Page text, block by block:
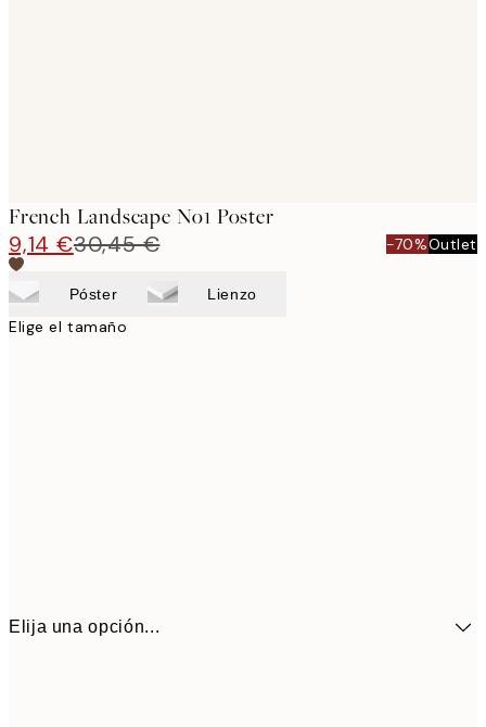
French Landscape No1 Poster
9,14 €30,45 € -70%Outlet
Póster Lienzo
Elige el tamaño
Elija una opción...